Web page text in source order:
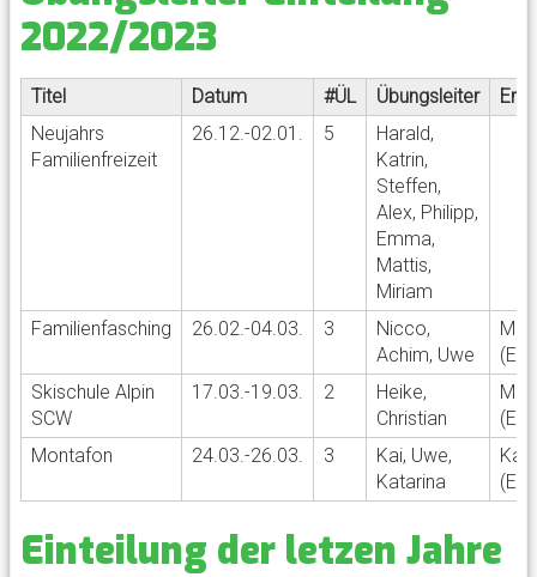
2022/2023
Titel Datum #ÜL Übungsleiter
Neujahrs
Familienfreizeit
26.12.-02.01. 5
Harald,
Katrin,
Steffen,
Alex, Philipp,
Emma,
Mattis,
Miriam
Familienfasching
26.02.-04.03. 3
Nicco,
Achim, Uwe
Skischule Alpin
SCW
17.03.-19.03. 2
Heike,
Christian
Montafon
24.03.-26.03. 3
Kai, Uwe,
Katarina
Einteilung der letzen Jahre